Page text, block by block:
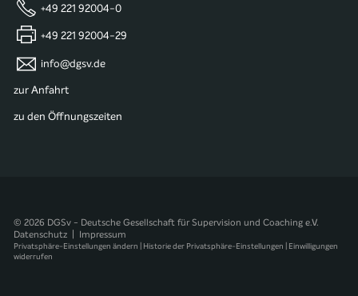
+49 221 92004-0
+49 221 92004-29
info@dgsv.de
zur Anfahrt
zu den Öffnungszeiten
© 2026 DGSv - Deutsche Gesellschaft für Supervision und Coaching e.V.
Datenschutz
Impressum
Privatsphäre-Einstellungen ändern | Historie der Privatsphäre-Einstellungen | Einwilligungen
widerrufen